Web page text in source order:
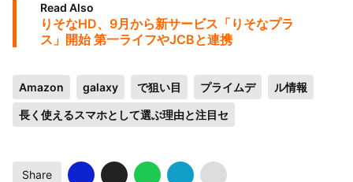
Read Also
りそなHD、9月から新サービス「りそなプラ
ス」開始 第一ライフやJCBと連携
Amazon galaxy で狙い目 プライムデ ル情報
長く使えるスマホとして選ぶ理由と注目セ
Share